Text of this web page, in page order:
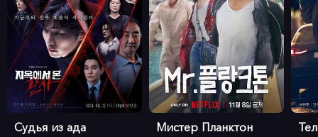
Судья из ада Мистер Планктон